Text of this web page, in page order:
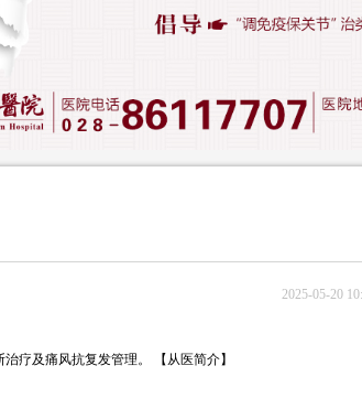
2025-05-20
疗及痛风抗复发管理。 【从医简介】